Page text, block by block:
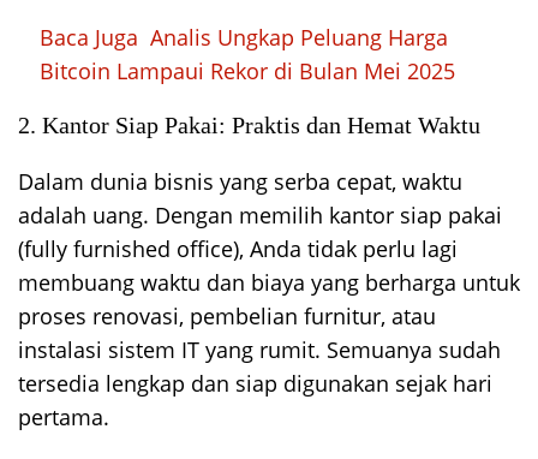
Baca Juga Analis Ungkap Peluang Harga
Bitcoin Lampaui Rekor di Bulan Mei 2025
2. Kantor Siap Pakai: Praktis dan Hemat Waktu
Dalam dunia bisnis yang serba cepat, waktu
adalah uang. Dengan memilih kantor siap pakai
(fully furnished office), Anda tidak perlu lagi
membuang waktu dan biaya yang berharga untuk
proses renovasi, pembelian furnitur, atau
instalasi sistem IT yang rumit. Semuanya sudah
tersedia lengkap dan siap digunakan sejak hari
pertama.